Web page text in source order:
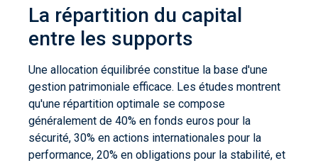
La répartition du capital
entre les supports
Une allocation équilibrée constitue la base d'une
gestion patrimoniale efficace. Les études montrent
qu'une répartition optimale se compose
généralement de 40% en fonds euros pour la
sécurité, 30% en actions internationales pour la
performance, 20% en obligations pour la stabilité, et